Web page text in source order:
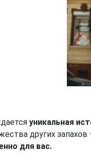
уникальная
других
для вас.